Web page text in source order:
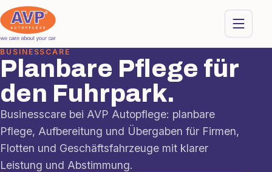
BUSINESSCARE
Planbare Pflege für
den Fuhrpark.
Businesscare bei AVP Autopflege: planbare
Pflege, Aufbereitung und Übergaben für Firmen,
Flotten und Geschäftsfahrzeuge mit klarer
Leistung und Abstimmung.